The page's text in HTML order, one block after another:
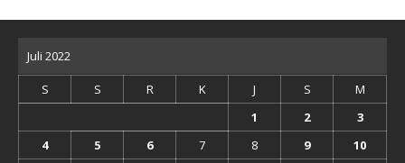
Juli 2022
S S R K J S
M
1
2
3
4
5 6 7 8 9
10